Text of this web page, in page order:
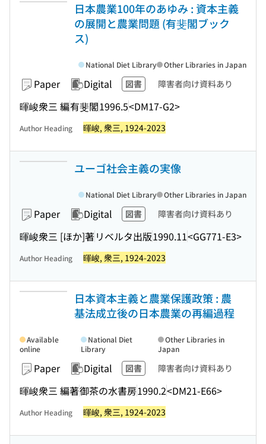
日本農業100年のあゆみ : 資本主義
の展開と農業問題 (有斐閣ブック
ス)
Paper Digital 図書 障害者向け資料あり
暉峻衆三 編有斐閣1996.5<DM17-G2>
National Diet Library Other Libraries in Japan
Author Heading 暉峻, 衆三, 1924-2023
ユーゴ社会主義の実像
Paper Digital 図書 障害者向け資料あり
暉峻衆三 [ほか]著リベルタ出版1990.11<GG771-E3>
National Diet Library Other Libraries in Japan
Author Heading 暉峻, 衆三, 1924-2023
日本資本主義と農業保護政策 : 農
基法成立後の日本農業の再編過程
Paper Digital 図書 障害者向け資料あり
暉峻衆三 編著御茶の水書房1990.2<DM21-E66>
Available
online
National Diet
Library
Other Libraries in
Japan
Author Heading 暉峻, 衆三, 1924-2023